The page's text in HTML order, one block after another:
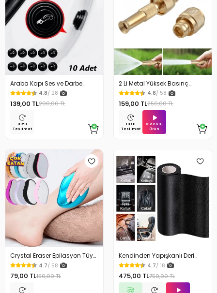
Araba Kapı Ses ve Darbe
Emici Pad 10 Adet
4.8/ 28
139,00 TL200,00 TL
Hızlı
Teslimat
2 Li Metal Yüksek Basınç
Yağmurlamalı Hortum Ucu
4.8/ 58
159,00 TL250,00 TL
Hızlı
Teslimat
Videolu
Ürün
Crystal Eraser Epilasyon Tüy
Silgisi Tüy Alıcı
4.7/ 58
79,00 TL150,00 TL
Kendinden Yapışkanlı Deri
Döşeme Deri Tamir Kiti Siyah
100 Cm x 50 Cm
4.7/ 18
475,00 TL750,00 TL